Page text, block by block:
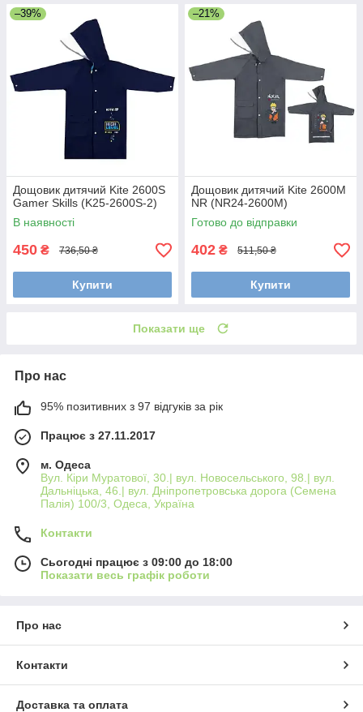
–39%
Дощовик дитячий Kite 2600S
Gamer Skills (K25-2600S-2)
В наявності
450 ₴ 736,50 ₴
Купити
–21%
Дощовик дитячий Kite 2600M
NR (NR24-2600M)
Готово до відправки
402 ₴ 511,50 ₴
Купити
Показати ще
Про нас
95% позитивних з 97 відгуків за рік
Працює з 27.11.2017
м. Одеса
Вул. Кіри Муратової, 30.| вул. Новосельського, 98.| вул.
Дальніцька, 46.| вул. Дніпропетровська дорога (Семена
Палія) 100/3, Одеса, Україна
Контакти
Сьогодні працює з 09:00 до 18:00
Показати весь графік роботи
Про нас
Контакти
Доставка та оплата